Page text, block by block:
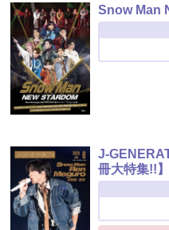
Snow Man
J-
冊大特集!!